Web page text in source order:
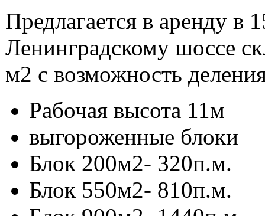
Предлагается в аренду в
Ленинградскому шоссе
м2 с возможность
Рабочая высота 11м
выгороженные блоки
Блок 200м2- 320п.м.
Блок 550м2- 810п.м.